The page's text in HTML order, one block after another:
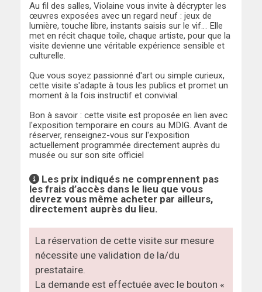
Au fil des salles, Violaine vous invite à décrypter les
œuvres exposées avec un regard neuf : jeux de
lumière, touche libre, instants saisis sur le vif… Elle
met en récit chaque toile, chaque artiste, pour que la
visite devienne une véritable expérience sensible et
culturelle.
Que vous soyez passionné d'art ou simple curieux,
cette visite s'adapte à tous les publics et promet un
moment à la fois instructif et convivial.
Bon à savoir : cette visite est proposée en lien avec
l'exposition temporaire en cours au MDIG. Avant de
réserver, renseignez-vous sur l'exposition
actuellement programmée directement auprès du
musée ou sur son site officiel
Les prix indiqués ne comprennent pas
les frais d’accès dans le lieu que vous
devrez vous même acheter par ailleurs,
directement auprès du lieu.
La réservation de cette visite sur mesure
nécessite une validation de la/du
prestataire.
La demande est effectuée avec le bouton «